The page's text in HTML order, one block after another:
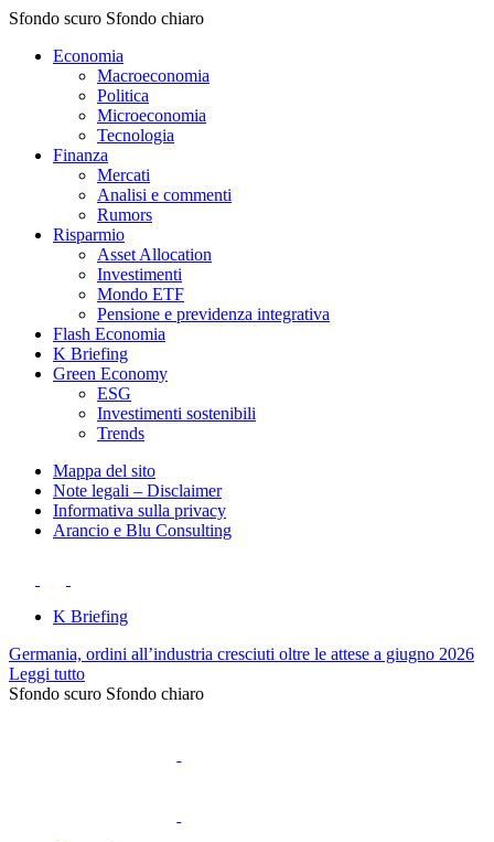
Sfondo scuro Sfondo chiaro
Economia
Macroeconomia
Politica
Microeconomia
Tecnologia
Finanza
Mercati
Analisi e commenti
Rumors
Risparmio
Asset Allocation
Investimenti
Mondo ETF
Pensione e previdenza integrativa
Flash Economia
K Briefing
Green Economy
ESG
Investimenti sostenibili
Trends
Mappa del sito
Note legali – Disclaimer
Informativa sulla privacy
Arancio e Blu Consulting
K Briefing
Germania, ordini all’industria cresciuti oltre le attese a giugno 2026
Leggi tutto
Sfondo scuro Sfondo chiaro